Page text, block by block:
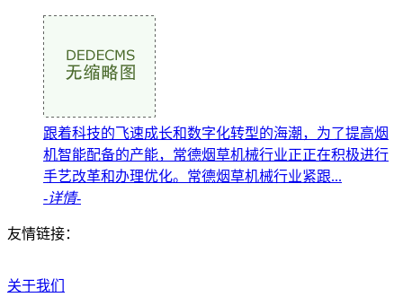
跟着科技的飞速成长和数字化转型的海潮，为了提高烟
机智能配备的产能，常德烟草机械行业正正在积极进行
手艺改革和办理优化。常德烟草机械行业紧跟...
-详情-
友情链接：
关于我们